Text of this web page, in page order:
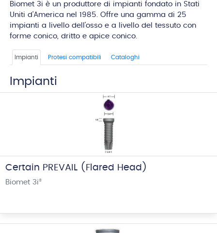
Biomet 3i è un produttore di impianti fondato in Stati
Uniti d'America nel 1985. Offre una gamma di 25
impianti a livello dell'osso e a livello del tessuto con
forme conico, dritto e apice conico.
Impianti Protesi compatibili Cataloghi
Impianti
Certain PREVAIL (Flared Head)
Biomet 3i®